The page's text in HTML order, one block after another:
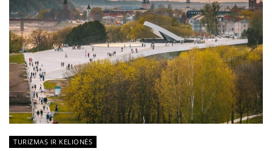
TURIZMAS IR KELIONĖS